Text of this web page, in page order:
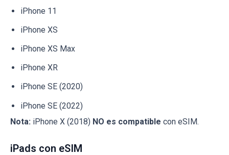
iPhone 11
iPhone XS
iPhone XS Max
iPhone XR
iPhone SE (2020)
iPhone SE (2022)
Nota: iPhone X (2018) NO es compatible con eSIM.
iPads con eSIM